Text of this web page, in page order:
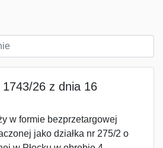
26 z dnia 16
w formie bezprzetargowej
jako działka nr 275/2 o